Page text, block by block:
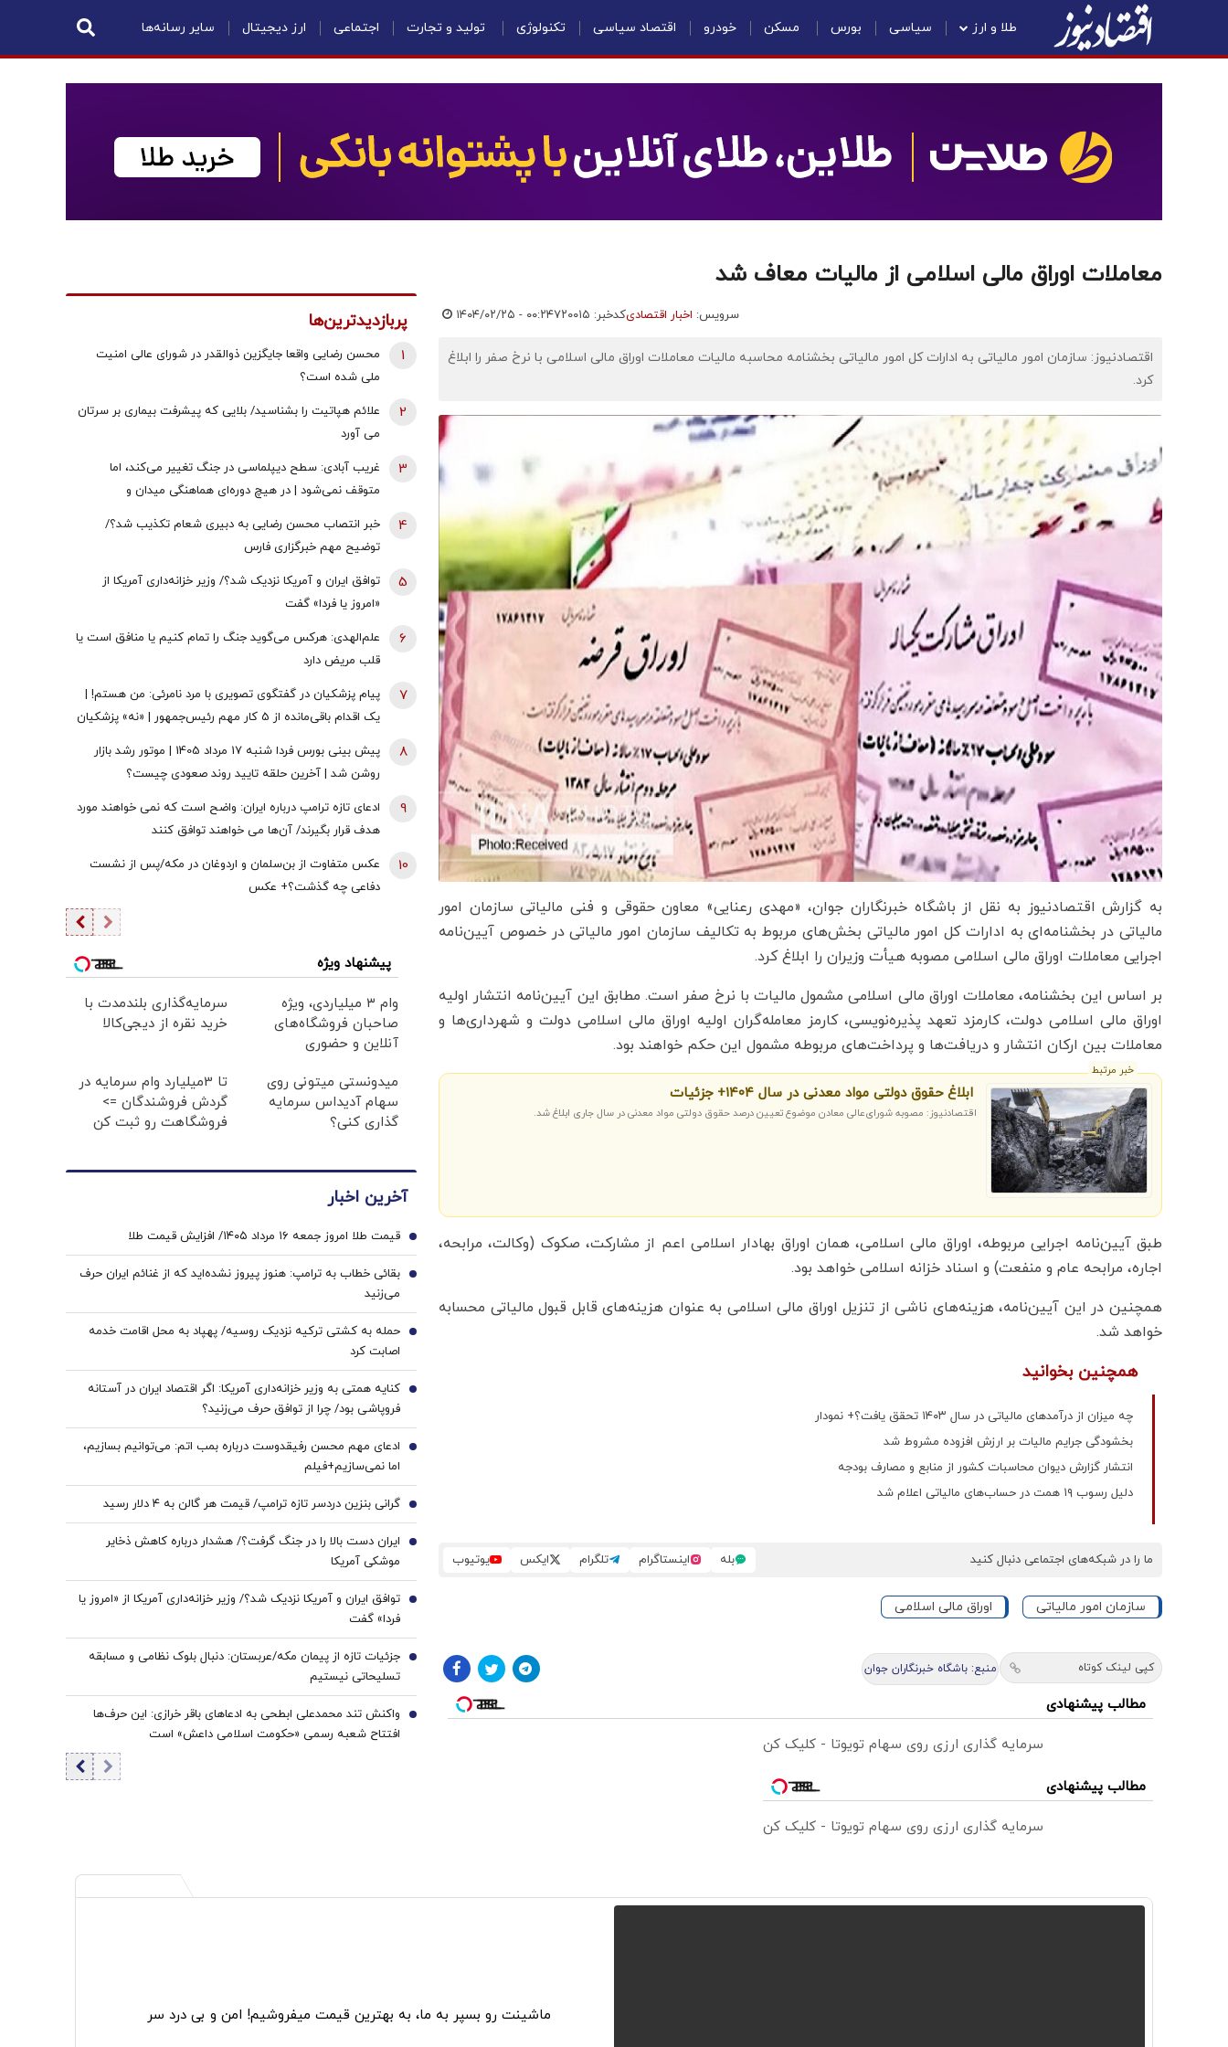
طلا و ارز سیاسی بورس مسکن خودرو اقتصاد سیاسی تکنولوژی تولید و تجارت اجتماعی ارز دیجیتال سایر رسانه‌ها
معاملات اوراق مالی اسلامی از مالیات معاف شد
سرویس: اخبار اقتصادیکدخبر: ۷۲۰۰۱۵ ۱۴۰۴/۰۲/۲۵ - ۰۰:۲۴
اقتصادنیوز: سازمان امور مالیاتی به ادارات کل امور مالیاتی بخشنامه محاسبه مالیات معاملات اوراق مالی اسلامی با نرخ صفر را ابلاغ
کرد.
به گزارش اقتصادنیوز به نقل از باشگاه خبرنگاران جوان، «مهدی رعنایی» معاون حقوقی و فنی مالیاتی سازمان امور
مالیاتی در بخشنامه‌ای به ادارات کل امور مالیاتی بخش‌های مربوط به تکالیف سازمان امور مالیاتی در خصوص آیین‌نامه
اجرایی معاملات اوراق مالی اسلامی مصوبه هیأت وزیران را ابلاغ کرد.
بر اساس این بخشنامه، معاملات اوراق مالی اسلامی مشمول مالیات با نرخ صفر است. مطابق این آیین‌نامه انتشار اولیه
اوراق مالی اسلامی دولت، کارمزد تعهد پذیره‌نویسی، کارمز معامله‌گران اولیه اوراق مالی اسلامی دولت و شهرداری‌ها و
معاملات بین ارکان انتشار و دریافت‌ها و پرداخت‌های مربوطه مشمول این حکم خواهند بود.
خبر مرتبط
ابلاغ حقوق دولتی مواد معدنی در سال ۱۴۰۴+ جزئیات
اقتصادنیوز: مصوبه شورای‌عالی معادن موضوع تعیین درصد حقوق دولتی مواد معدنی در سال جاری ابلاغ شد.
طبق آیین‌نامه اجرایی مربوطه، اوراق مالی اسلامی، همان اوراق بهادار اسلامی اعم از مشارکت، صکوک (وکالت، مرابحه،
اجاره، مرابحه عام و منفعت) و اسناد خزانه اسلامی خواهد بود.
همچنین در این آیین‌نامه، هزینه‌های ناشی از تنزیل اوراق مالی اسلامی به عنوان هزینه‌های قابل قبول مالیاتی محسابه
خواهد شد.
همچنین بخوانید
چه میزان از درآمدهای مالیاتی در سال ۱۴۰۳ تحقق یافت؟+ نمودار
بخشودگی جرایم مالیات بر ارزش افزوده مشروط شد
انتشار گزارش دیوان محاسبات کشور از منابع و مصارف بودجه
دلیل رسوب ۱۹ همت در حساب‌های مالیاتی اعلام شد
ما را در شبکه‌های اجتماعی دنبال کنید بله اینستاگرام تلگرام ایکس یوتیوب
سازمان امور مالیاتی اوراق مالی اسلامی
کپی لینک کوتاه منبع: باشگاه خبرنگاران جوان
مطالب پیشنهادی
سرمایه گذاری ارزی روی سهام تویوتا - کلیک کن
مطالب پیشنهادی
سرمایه گذاری ارزی روی سهام تویوتا - کلیک کن
پربازدیدترین‌ها
محسن رضایی واقعا جایگزین ذوالقدر در شورای عالی امنیت
ملی شده است؟
1
علائم هپاتیت را بشناسید/ بلایی که پیشرفت بیماری بر سرتان
می آورد
2
غریب آبادی: سطح دیپلماسی در جنگ تغییر می‌کند، اما
متوقف نمی‌شود | در هیچ دوره‌ای هماهنگی میدان و
ادبیاتمان در زمان صلح باشد؟
3
خبر انتصاب محسن رضایی به دبیری شعام تکذیب شد؟/
توضیح مهم خبرگزاری فارس
4
توافق ایران و آمریکا نزدیک شد؟/ وزیر خزانه‌داری آمریکا از
«امروز یا فردا» گفت
5
علم‌الهدی: هرکس می‌گوید جنگ را تمام کنیم یا منافق است یا
قلب مریض دارد
6
پیام پزشکیان در گفتگوی تصویری با مرد نامرئی: من هستم! |
یک اقدام باقی‌مانده از 5 کار مهم رئیس‌جمهور | «نه» پزشکیان
7
پیش بینی بورس فردا شنبه 17 مرداد 1405 | موتور رشد بازار
روشن شد | آخرین حلقه تایید روند صعودی چیست؟
8
ادعای تازه ترامپ درباره ایران: واضح است که نمی خواهند مورد
هدف قرار بگیرند/ آن‌ها می خواهند توافق کنند
9
عکس متفاوت از بن‌سلمان و اردوغان در مکه/پس از نشست
دفاعی چه گذشت؟+ عکس
10
پیشنهاد ویژه
وام ۳ میلیاردی، ویژه
صاحبان فروشگاه‌های
آنلاین و حضوری
سرمایه‌گذاری بلندمدت با
خرید نقره از دیجی‌کالا
میدونستی میتونی روی
سهام آدیداس سرمایه
گذاری کنی؟
تا 3میلیارد وام سرمایه در
گردش فروشندگان =>
فروشگاهت رو ثبت کن
آخرین اخبار
قیمت طلا امروز جمعه ۱۶ مرداد ۱۴۰۵/ افزایش قیمت طلا 1
بقائی خطاب به ترامپ: هنوز پیروز نشده‌اید که از غنائم ایران حرف
می‌زنید
2
حمله به کشتی ترکیه نزدیک روسیه/ پهپاد به محل اقامت خدمه
اصابت کرد
3
کنایه همتی به وزیر خزانه‌داری آمریکا: اگر اقتصاد ایران در آستانه
فروپاشی بود/ چرا از توافق حرف می‌زنید؟
4
ادعای مهم محسن رفیقدوست درباره بمب اتم: می‌توانیم بسازیم،
اما نمی‌سازیم+فیلم
5
گرانی بنزین دردسر تازه ترامپ/ قیمت هر گالن به ۴ دلار رسید 6
ایران دست بالا را در جنگ گرفت؟/ هشدار درباره کاهش ذخایر
موشکی آمریکا
7
توافق ایران و آمریکا نزدیک شد؟/ وزیر خزانه‌داری آمریکا از «امروز یا
فردا» گفت
8
جزئیات تازه از پیمان مکه/عربستان: دنبال بلوک نظامی و مسابقه
تسلیحاتی نیستیم
9
واکنش تند محمدعلی ابطحی به ادعاهای باقر خرازی: این حرف‌ها
افتتاح شعبه رسمی «حکومت اسلامی داعش» است
10
ماشینت رو بسپر به ما، به بهترین قیمت میفروشیم! امن و بی درد سر